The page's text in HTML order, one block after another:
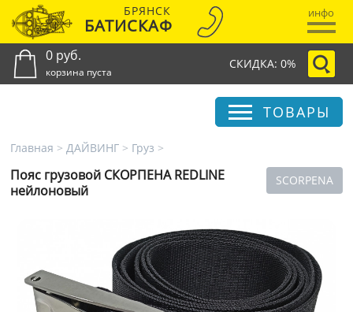
БРЯНСК
БАТИСКАФ
инфо
0 руб.
корзина пуста
СКИДКА: 0%
ТОВАРЫ
Главная > ДАЙВИНГ > Груз >
SCORPENA
Пояс грузовой СКОРПЕНА REDLINE
нейлоновый